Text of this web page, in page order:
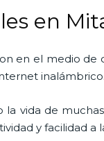
en
en el medio
inalámbrico.
la vida de
y facilidad a